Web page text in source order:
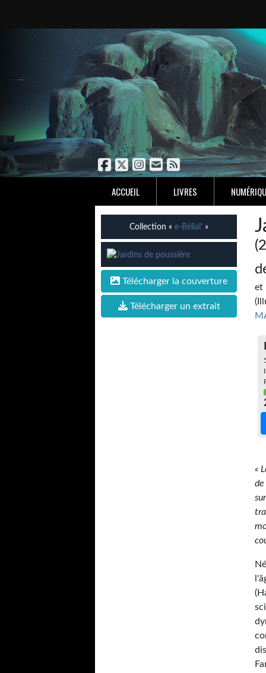
ACCUEIL LIVRES
Collection «e-Bélial' »
Télécharger la couverture
Télécharger un extrait
et
«